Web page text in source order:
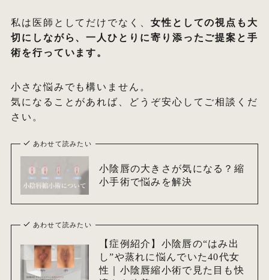
私は医師としてだけでなく、 女性としての視点も大
切にしながら、一人ひとりに寄り添ったご提案と手
術を行っています。
小さな悩みでも構いません。
気になることがあれば、どうぞ安心してご相談くだ
さい。
あわせて読みたい
小陰唇の大きさが気になる？縮
小手術で悩みを解決
あわせて読みたい
【症例紹介】小陰唇の“はみ出
し”や蒸れに悩んでいた40代女
性｜小陰唇縮小術で見た目も快